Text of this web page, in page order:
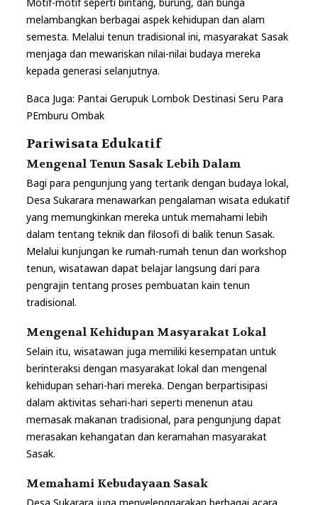
Motif-motif seperti bintang, burung, dan bunga
melambangkan berbagai aspek kehidupan dan alam
semesta. Melalui tenun tradisional ini, masyarakat Sasak
menjaga dan mewariskan nilai-nilai budaya mereka
kepada generasi selanjutnya.
Baca Juga: Pantai Gerupuk Lombok Destinasi Seru Para
PEmburu Ombak
Pariwisata Edukatif
Mengenal Tenun Sasak Lebih Dalam
Bagi para pengunjung yang tertarik dengan budaya lokal,
Desa Sukarara menawarkan pengalaman wisata edukatif
yang memungkinkan mereka untuk memahami lebih
dalam tentang teknik dan filosofi di balik tenun Sasak.
Melalui kunjungan ke rumah-rumah tenun dan workshop
tenun, wisatawan dapat belajar langsung dari para
pengrajin tentang proses pembuatan kain tenun
tradisional.
Mengenal Kehidupan Masyarakat Lokal
Selain itu, wisatawan juga memiliki kesempatan untuk
berinteraksi dengan masyarakat lokal dan mengenal
kehidupan sehari-hari mereka. Dengan berpartisipasi
dalam aktivitas sehari-hari seperti menenun atau
memasak makanan tradisional, para pengunjung dapat
merasakan kehangatan dan keramahan masyarakat
Sasak.
Memahami Kebudayaan Sasak